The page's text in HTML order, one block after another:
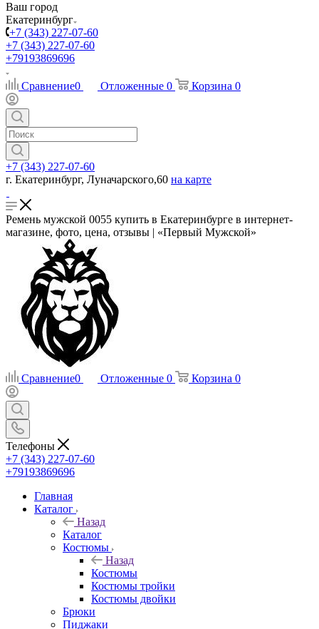
Ваш город
Екатеринбург
+7 (343) 227-07-60
+7 (343) 227-07-60
+79193869696
Сравнение0 Отложенные 0 Корзина 0
+7 (343) 227-07-60
г. Екатеринбург, Луначарского,60 на карте
Ремень мужской 0055 купить в Екатеринбурге в интернет-
магазине, фото, цена, отзывы | «Первый Мужской»
Сравнение0 Отложенные 0 Корзина 0
Телефоны
+7 (343) 227-07-60
+79193869696
Главная
Каталог
Назад
Каталог
Костюмы
Назад
Костюмы
Костюмы тройки
Костюмы двойки
Брюки
Пиджаки